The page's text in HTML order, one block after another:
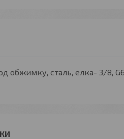
обжимку, сталь, елка- 3/8,